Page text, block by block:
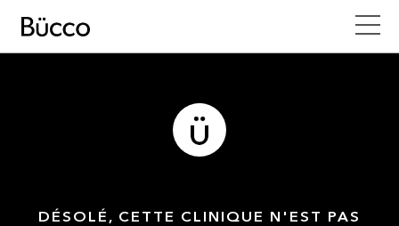
DÉSOLÉ, CETTE CLINIQUE N'EST PAS